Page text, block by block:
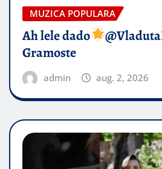
MUZICA POPULARA
Ah lele dado​
Gramoste
admin aug. 2, 2026